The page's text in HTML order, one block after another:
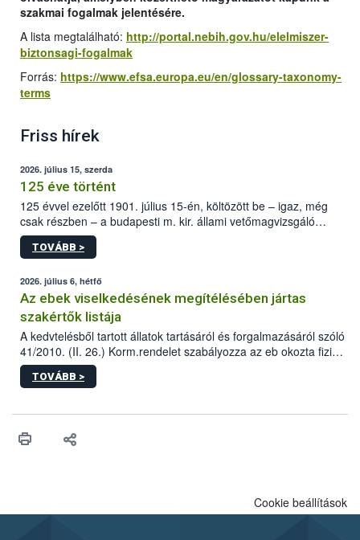
szakmai fogalmak jelentésére.
A lista megtalálható: http://portal.nebih.gov.hu/elelmiszer-
biztonsagi-fogalmak
Forrás: https://www.efsa.europa.eu/en/glossary-taxonomy-
terms
Friss hírek
2026. július 15, szerda
125 éve történt
125 évvel ezelőtt 1901. július 15-én, költözött be – igaz, még
csak részben – a budapesti m. kir. állami vetőmagvizsgáló
állomás a Kis Rókus utca 15. szám alatti, Czigler Győző által
tervezett új épületébe.
TOVÁBB >
2026. július 6, hétfő
Az ebek viselkedésének megítélésében jártas
szakértők listája
A kedvtelésből tartott állatok tartásáról és forgalmazásáról szóló
41/2010. (II. 26.) Korm.rendelet szabályozza az eb okozta fizikai
sérülés, illetve ennek veszélye keletkezésekor felmerülő
hatósági feladatokat, valamint a veszélyes eb tartását és annak
vonni az ebek viselkedésének megítélésében jártas szakértőt.
TOVÁBB >
Cookie beállítások